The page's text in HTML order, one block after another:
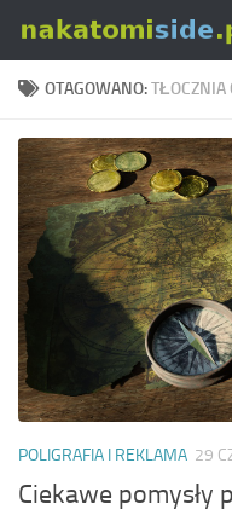
Skip to content
OTAGOWANO:TŁOCZNIA
POLIGRAFIA I REKLAMA 29
Ciekawe pomysły